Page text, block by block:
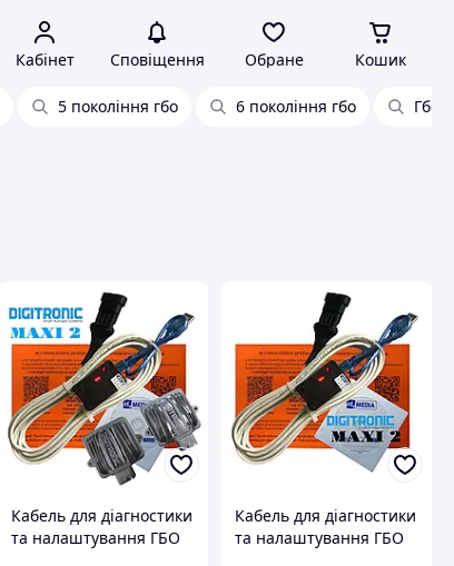
Кабінет Сповіщення Обране Кошик
5 покоління гбо 6 покоління гбо Гбо
Кабель для діагностики
та налаштування ГБО
Кабель для діагностики
та налаштування ГБО